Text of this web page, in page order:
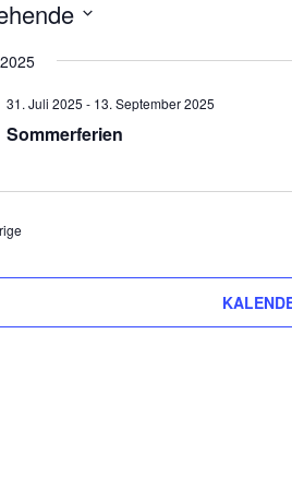
31. Juli 2025 - 13. September 2025
Sommerferien
Veranstaltungen